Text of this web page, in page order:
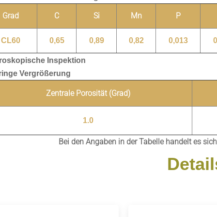
Grad C Si Mn P
CL60 0,65 0,89 0,82 0,013
Inspektion
Vergrößerung
Zentrale Porosität (Grad)
1.0
Bei den Angaben in der Tabelle handelt es